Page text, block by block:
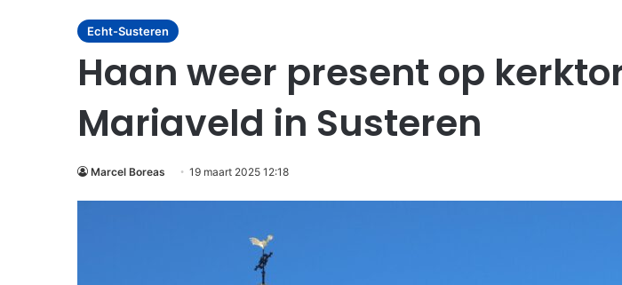
Echt-Susteren
Haan weer present op
Mariaveld in Susteren
Marcel Boreas 19 maart 2025 12:18